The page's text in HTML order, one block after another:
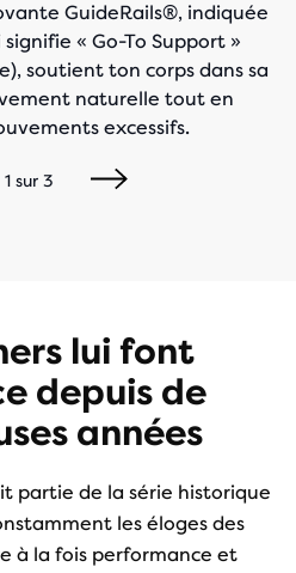
GuideRails®, indiquée
signifie « Go-To Support »
soutient ton corps dans sa
naturelle tout en
excessifs.
1sur 3
lui font
depuis de
années
partie de la série historique
les éloges des
à la fois performance et